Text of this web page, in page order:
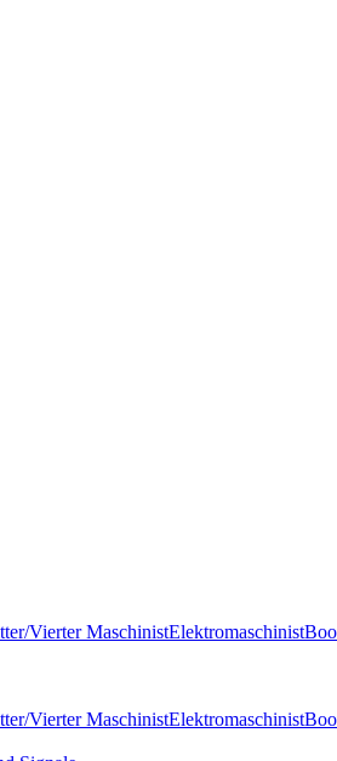
Vierter MaschinistElektromaschinist
Vierter MaschinistElektromaschinist